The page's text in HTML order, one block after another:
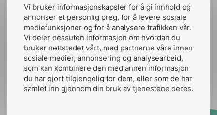
Vi bruker informasjonskapsler for å gi innhold og
annonser et personlig preg, for å levere sosiale
mediefunksjoner og for å analysere trafikken vår.
Vi deler dessuten informasjon om hvordan du
bruker nettstedet vårt, med partnerne våre innen
sosiale medier, annonsering og analysearbeid,
som kan kombinere den med annen informasjon
du har gjort tilgjengelig for dem, eller som de har
samlet inn gjennom din bruk av tjenestene deres.
Kontakt oss
Ansatte
nek@nek.no
Kontakt
Bruk av Cookies
toppen